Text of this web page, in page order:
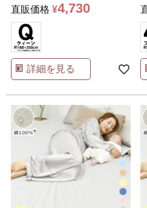
直販価格 ¥4,730
詳細を見る